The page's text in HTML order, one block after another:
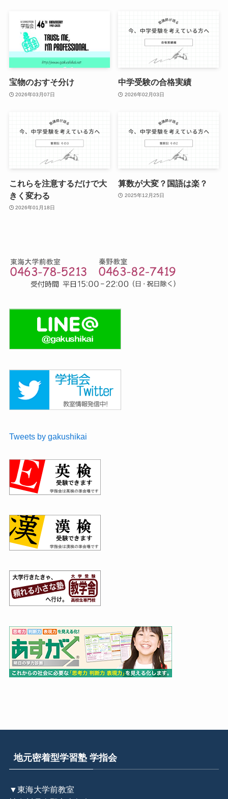
宝物のおすそ分け
2026年03月07日
中学受験の合格実績
2026年02月03日
これらを注意するだけで大
きく変わる
2026年01月18日
算数が大変？国語は楽？
2025年12月25日
Tweets by gakushikai
地元密着型学習塾 学指会
▼東海大学前教室